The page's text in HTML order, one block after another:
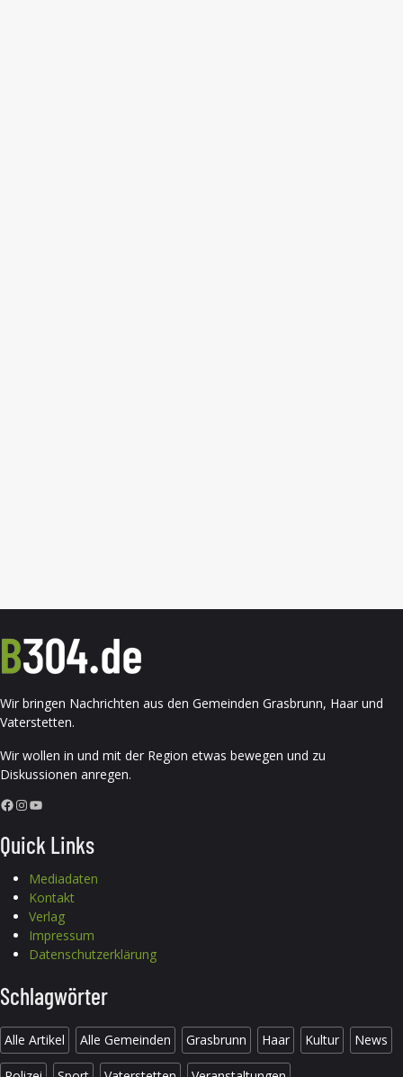
Wir bringen Nachrichten aus den Gemeinden Grasbrunn, Haar und
Vaterstetten.
Wir wollen in und mit der Region etwas bewegen und zu
Diskussionen anregen.
Facebook InstagramYouTube
Quick Links
Mediadaten
Kontakt
Verlag
Impressum
Datenschutzerklärung
Schlagwörter
Alle Artikel Alle Gemeinden Grasbrunn Haar Kultur News